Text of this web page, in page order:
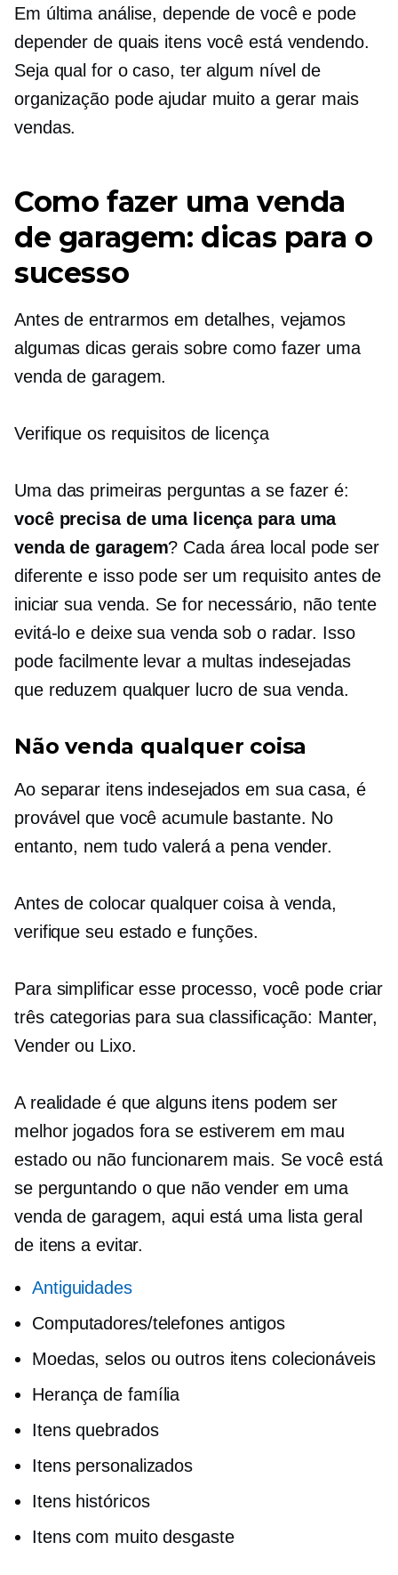
Em última análise, depende de você e pode
depender de quais itens você está vendendo.
Seja qual for o caso, ter algum nível de
organização pode ajudar muito a gerar mais
vendas.
Como fazer uma venda
de garagem: dicas para o
sucesso
Antes de entrarmos em detalhes, vejamos
algumas dicas gerais sobre como fazer uma
venda de garagem.
Verifique os requisitos de licença
Uma das primeiras perguntas a se fazer é:
você precisa de uma licença para uma
venda de garagem? Cada área local pode ser
diferente e isso pode ser um requisito antes de
iniciar sua venda. Se for necessário, não tente
evitá-lo e deixe sua venda sob o radar. Isso
pode facilmente levar a multas indesejadas
que reduzem qualquer lucro de sua venda.
Não venda qualquer coisa
Ao separar itens indesejados em sua casa, é
provável que você acumule bastante. No
entanto, nem tudo valerá a pena vender.
Antes de colocar qualquer coisa à venda,
verifique seu estado e funções.
Para simplificar esse processo, você pode criar
três categorias para sua classificação: Manter,
Vender ou Lixo.
A realidade é que alguns itens podem ser
melhor jogados fora se estiverem em mau
estado ou não funcionarem mais. Se você está
se perguntando o que não vender em uma
venda de garagem, aqui está uma lista geral
de itens a evitar.
Antiguidades
Computadores/telefones antigos
Moedas, selos ou outros itens colecionáveis
Herança de família
Itens quebrados
Itens personalizados
Itens históricos
Itens com muito desgaste